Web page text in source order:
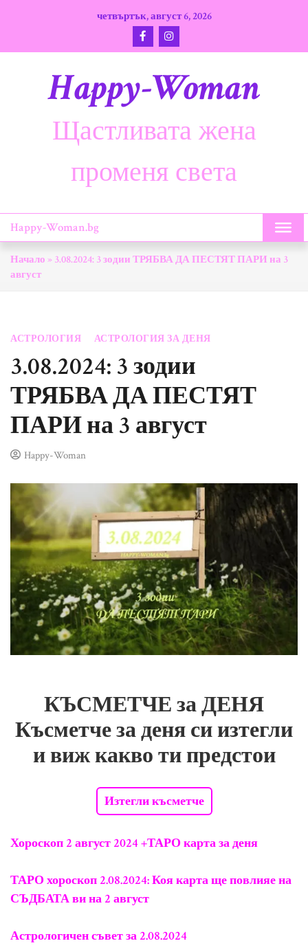
четвъртък, август 6, 2026
Happy-Woman
Щастливата жена
променя света
Happy-Woman.bg
Начало » 3.08.2024: 3 зодии ТРЯБВА ДА ПЕСТЯТ ПАРИ на 3
август
АСТРОЛОГИЯ АСТРОЛОГИЯ ЗА ДЕНЯ
3.08.2024: 3 зодии
ТРЯБВА ДА ПЕСТЯТ
ПАРИ на 3 август
Happy-Woman
КЪСМЕТЧЕ за ДЕНЯ
Късметче за деня си изтегли
и виж какво ти предстои
Изтегли късметче
Хороскоп 2 август 2024 +ТАРО карта за деня
ТАРО хороскоп 2.08.2024: Коя карта ще повлияе на
СЪДБАТА ви на 2 август
Астрологичен съвет за 2.08.2024